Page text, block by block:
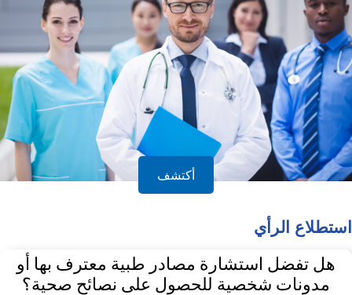
أكتشف
استطلاع الرأي
هل تفضل استشارة مصادر طبية معترف بها أو
مدونات شخصية للحصول على نصائح صحية؟